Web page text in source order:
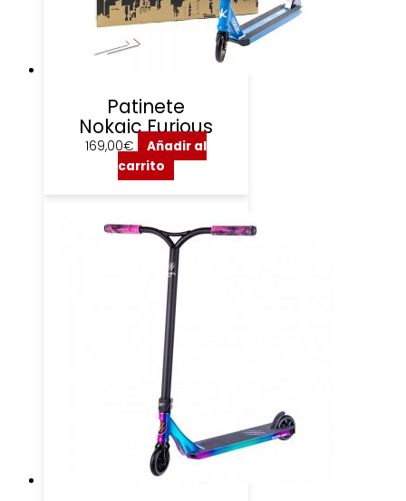
Patinete
Nokaic Furious
169,00€
Añadir al
carrito